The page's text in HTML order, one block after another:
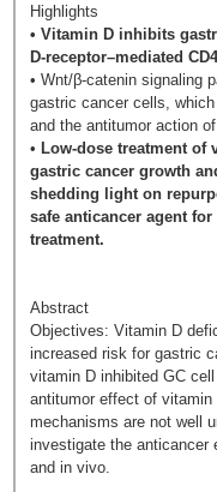
Highlights
• Vitamin D inhibits
D-receptor–mediated
• Wnt/β-catenin signaling
gastric cancer cells,
and the antitumor action
• Low-dose treatment
gastric cancer growth
shedding light on
safe anticancer agent
treatment.
Abstract
Objectives: Vitamin D
increased risk for gastric
vitamin D inhibited GC
antitumor effect of
mechanisms are not well
investigate the anticancer
and in vivo.